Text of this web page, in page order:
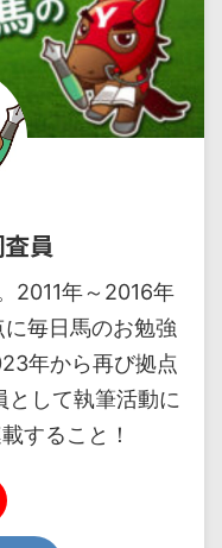
員
2011年～2016年
毎日馬のお勉強
年から再び拠点
として執筆活動に
すること！